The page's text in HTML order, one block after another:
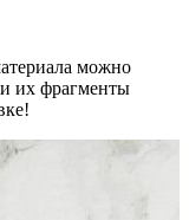
можно
и их фрагменты